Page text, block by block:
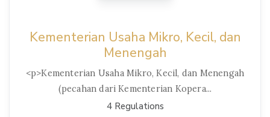
Kementerian Usaha Mikro, Kecil, dan
Menengah
<p>Kementerian Usaha Mikro, Kecil, dan Menengah
(pecahan dari Kementerian Kopera...
4 Regulations